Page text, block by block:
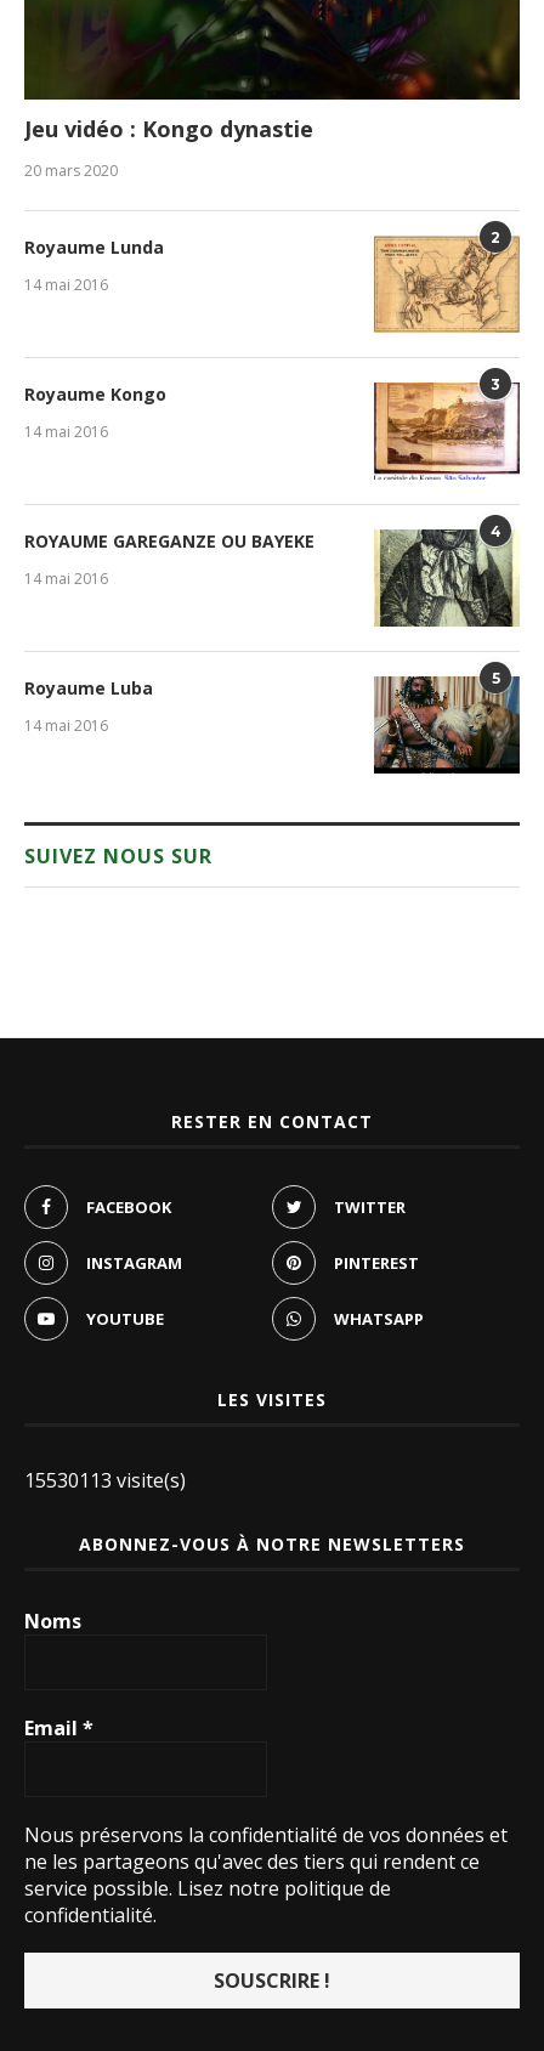
Jeu vidéo : Kongo dynastie
20 mars 2020
2
Royaume Lunda
14 mai 2016
3
Royaume Kongo
14 mai 2016
4
ROYAUME GAREGANZE OU BAYEKE
14 mai 2016
5
Royaume Luba
14 mai 2016
SUIVEZ NOUS SUR
RESTER EN CONTACT
FACEBOOK TWITTER
INSTAGRAM PINTEREST
YOUTUBE WHATSAPP
LES VISITES
15530113 visite(s)
ABONNEZ-VOUS À NOTRE NEWSLETTERS
Noms
Email *
Nous préservons la confidentialité de vos données et
ne les partageons qu'avec des tiers qui rendent ce
service possible. Lisez notre politique de
confidentialité.